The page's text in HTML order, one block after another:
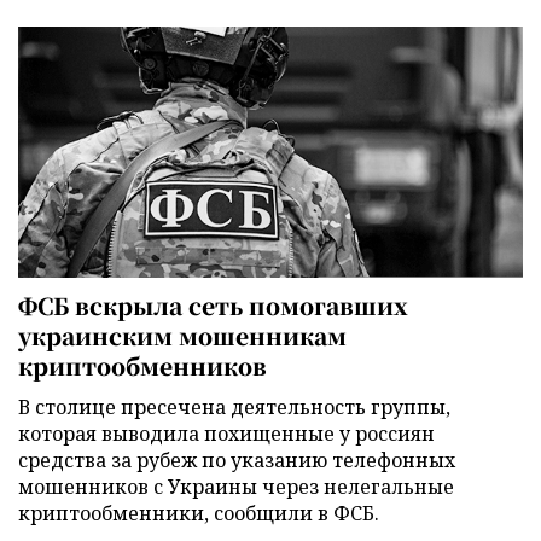
ФСБ вскрыла сеть помогавших
украинским мошенникам
криптообменников
В столице пресечена деятельность группы,
которая выводила похищенные у россиян
средства за рубеж по указанию телефонных
мошенников с Украины через нелегальные
криптообменники, сообщили в ФСБ.